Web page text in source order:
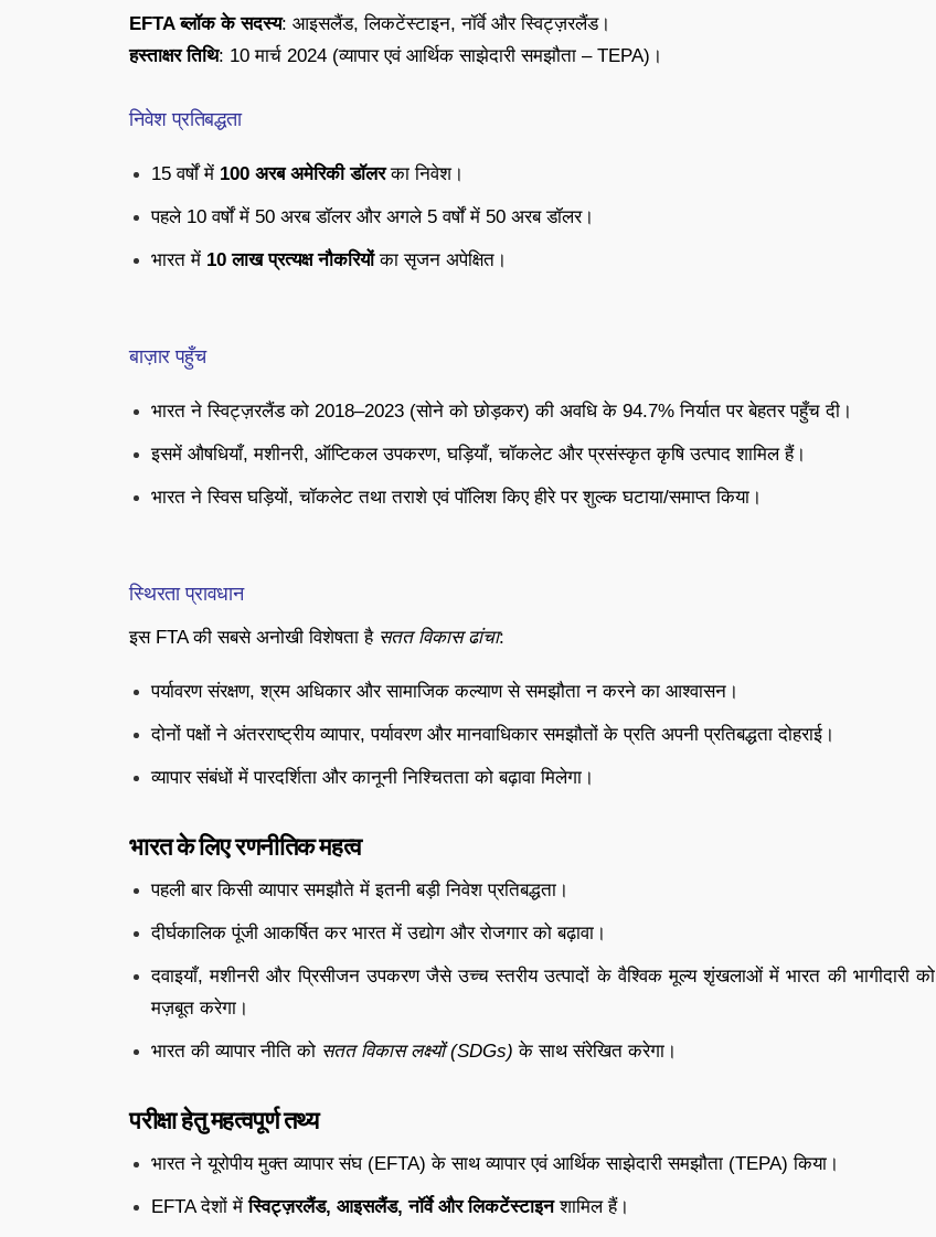
EFTA ब्लॉक के सदस्य: आइसलैंड, लिकटेंस्टाइन, नॉर्वे और स्विट्ज़रलैंड।
हस्ताक्षर तिथि: 10 मार्च 2024 (व्यापार एवं आर्थिक साझेदारी समझौता – TEPA)।
निवेश प्रतिबद्धता
15 वर्षों में 100 अरब अमेरिकी डॉलरका निवेश।
पहले 10 वर्षों में 50 अरब डॉलर और अगले 5 वर्षों में 50 अरब डॉलर।
भारत में 10 लाख प्रत्यक्ष नौकरियोंका सृजन अपेक्षित।
बाज़ार पहुँच
भारत ने स्विट्ज़रलैंड को 2018–2023 (सोने को छोड़कर) की अवधि के 94.7% निर्यात पर बेहतर पहुँच दी।
इसमें औषधियाँ, मशीनरी, ऑप्टिकल उपकरण, घड़ियाँ, चॉकलेट और प्रसंस्कृत कृषि उत्पाद शामिल हैं।
भारत ने स्विस घड़ियों, चॉकलेट तथा तराशे एवं पॉलिश किए हीरे पर शुल्क घटाया/समाप्त किया।
स्थिरता प्रावधान
इस FTA की सबसे अनोखी विशेषता है सतत विकास ढांचा:
पर्यावरण संरक्षण, श्रम अधिकार और सामाजिक कल्याण से समझौता न करने का आश्वासन।
दोनों पक्षों ने अंतरराष्ट्रीय व्यापार, पर्यावरण और मानवाधिकार समझौतों के प्रति अपनी प्रतिबद्धता दोहराई।
व्यापार संबंधों में पारदर्शिता और कानूनी निश्चितता को बढ़ावा मिलेगा।
भारत के लिए रणनीतिक महत्व
पहली बार किसी व्यापार समझौते में इतनी बड़ी निवेश प्रतिबद्धता।
दीर्घकालिक पूंजी आकर्षित कर भारत में उद्योग और रोजगार को बढ़ावा।
दवाइयाँ, मशीनरी और प्रिसीजन उपकरण जैसे उच्च स्तरीय उत्पादों के वैश्विक मूल्य शृंखलाओं में भारत की भागीदारी को
मज़बूत करेगा।
भारत की व्यापार नीति को सतत विकास लक्ष्यों (SDGs) के साथ संरेखित करेगा।
परीक्षा हेतु महत्वपूर्ण तथ्य
भारत ने यूरोपीय मुक्त व्यापार संघ (EFTA) के साथ व्यापार एवं आर्थिक साझेदारी समझौता (TEPA) किया।
EFTA देशों मेंस्विट्ज़रलैंड, आइसलैंड, नॉर्वे और लिकटेंस्टाइनशामिल हैं।